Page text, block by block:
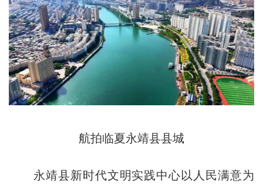
航拍临夏永靖县县城
永靖县新时代文明实践中心以人民满意为